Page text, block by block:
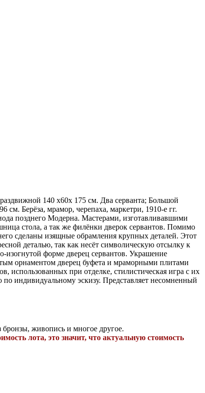
140 х60х 175 см. Два серванта; Большой
Берёза, мрамор, черепаха, маркетри, 1910-е гг.
позднего Модерна. Мастерами, изготавливавшими
стола, а так же филёнки дверок сервантов. Помимо
сделаны изящные обрамления крупных деталей. Этот
деталью, так как несёт символическую отсылку к
изогнутой форме дверец сервантов. Украшение
орнаментом дверец буфета и мраморными плитами
использованных при отделке, стилистическая игра с их
по индивидуальному эскизу. Представляет несомненный
бронзы, живопись и многое другое.
лота, это значит, что актуальную стоимость